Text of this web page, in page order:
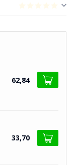
62,84
33,70